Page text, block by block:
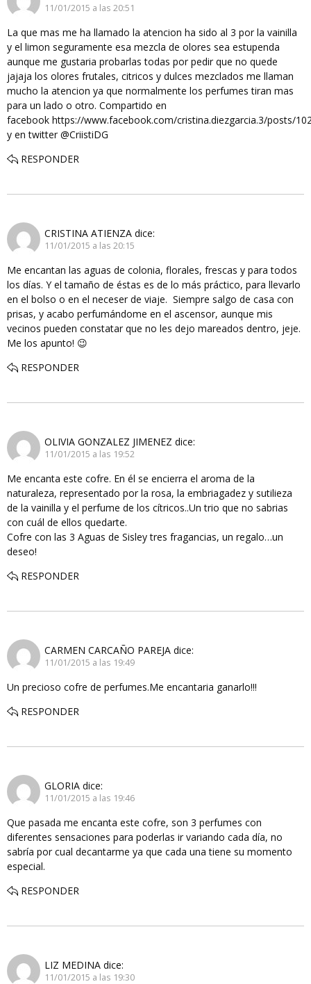
11/01/2015 a las 20:51
La que mas me ha llamado la atencion ha sido al 3 por la vainilla
y el limon seguramente esa mezcla de olores sea estupenda
aunque me gustaria probarlas todas por pedir que no quede
jajaja los olores frutales, citricos y dulces mezclados me llaman
mucho la atencion ya que normalmente los perfumes tiran mas
para un lado o otro. Compartido en
facebook https://www.facebook.com/cristina.diezgarcia.3/posts/
y en twitter @CriistiDG
RESPONDER
CRISTINA ATIENZA dice:
11/01/2015 a las 20:15
Me encantan las aguas de colonia, florales, frescas y para todos
los días. Y el tamaño de éstas es de lo más práctico, para llevarlo
en el bolso o en el neceser de viaje. Siempre salgo de casa con
prisas, y acabo perfumándome en el ascensor, aunque mis
vecinos pueden constatar que no les dejo mareados dentro, jeje.
Me los apunto! 😉
RESPONDER
OLIVIA GONZALEZ JIMENEZ dice:
11/01/2015 a las 19:52
Me encanta este cofre. En él se encierra el aroma de la
naturaleza, representado por la rosa, la embriagadez y sutilieza
de la vainilla y el perfume de los cítricos..Un trio que no sabrias
con cuál de ellos quedarte.
Cofre con las 3 Aguas de Sisley tres fragancias, un regalo…un
deseo!
RESPONDER
CARMEN CARCAÑO PAREJA dice:
11/01/2015 a las 19:49
Un precioso cofre de perfumes.Me encantaria ganarlo!!!
RESPONDER
GLORIA dice:
11/01/2015 a las 19:46
Que pasada me encanta este cofre, son 3 perfumes con
diferentes sensaciones para poderlas ir variando cada día, no
sabría por cual decantarme ya que cada una tiene su momento
especial.
RESPONDER
LIZ MEDINA dice:
11/01/2015 a las 19:30